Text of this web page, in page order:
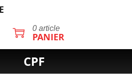
0 article
PANIER
CPF